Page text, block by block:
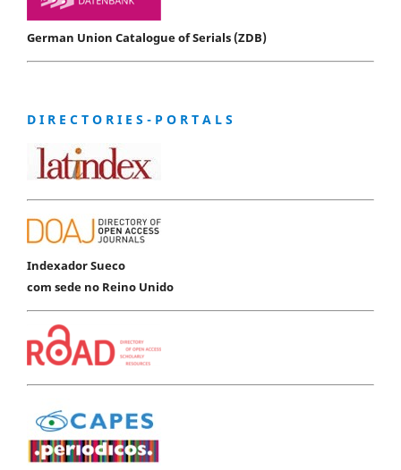
German Union Catalogue of Serials (ZDB)
D I R E C T O R I E S - P O R T A L S
Indexador Sueco
com sede no Reino Unido